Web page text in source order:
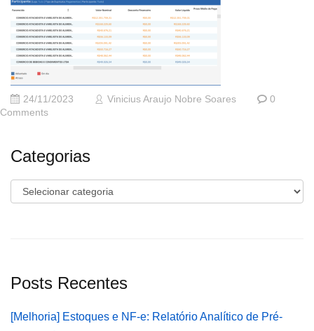
24/11/2023 Vinicius Araujo Nobre Soares
0
Comments
Categorias
Categorias
Posts Recentes
[Melhoria] Estoques e NF-e: Relatório Analítico de Pré-